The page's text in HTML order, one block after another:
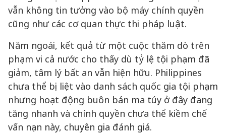
vẫn không tin tưởng vào bộ máy chính quyền
cũng như các cơ quan thực thi pháp luật.
Năm ngoái, kết quả từ một cuộc thăm dò trên
phạm vi cả nước cho thấy dù tỷ lệ tội phạm đã
giảm, tâm lý bất an vẫn hiện hữu. Philippines
chưa thể bị liệt vào danh sách quốc gia tội phạm
nhưng hoạt động buôn bán ma túy ở đây đang
tăng nhanh và chính quyền chưa thể kiềm chế
vấn nạn này, chuyên gia đánh giá.